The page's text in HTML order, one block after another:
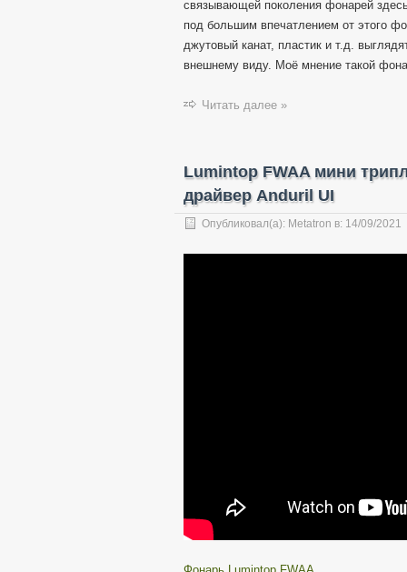
связывающей поколения фонарей
под большим впечатлением от этого
джутовый канат, пластик и т.д.
внешнему виду. Моё мнение такой
Читать далее »
Lumintop FWAA мини
драйвер Anduril UI
Опубликовал(а): Metatron в: 14/09/2021